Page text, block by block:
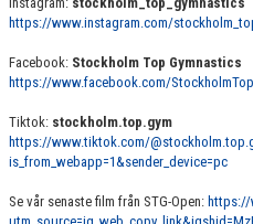
https://www.instagram.com/
Facebook: Stockholm Top Gymnastics
https://www.facebook.com/
Tiktok: stockholm.top.gym
https://www.tiktok.com/
is_from_webapp=1&sender_device=pc
Se vår senaste film från STG-Open: https://